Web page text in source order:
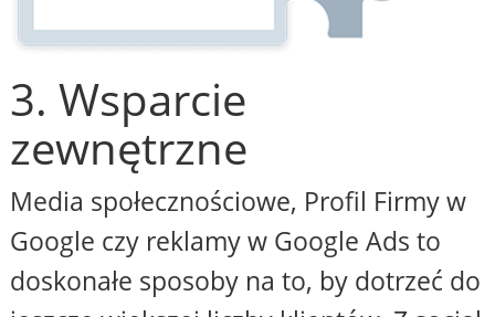
3. Wsparcie
zewnętrzne
Media społecznościowe, Profil Firmy w
Google czy reklamy w Google Ads to
doskonałe sposoby na to, by dotrzeć do